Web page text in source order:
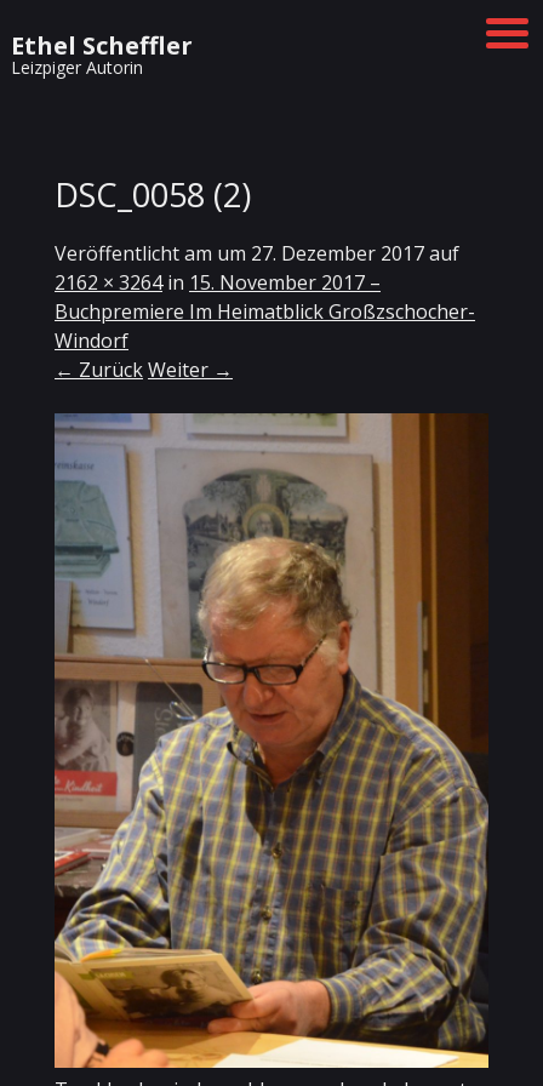
Ethel Scheffler
Leizpiger Autorin
DSC_0058 (2)
Veröffentlicht am um 27. Dezember 2017auf
2162 × 3264in 15. November 2017 –
Buchpremiere Im Heimatblick Großzschocher-
Windorf
← ZurückWeiter →